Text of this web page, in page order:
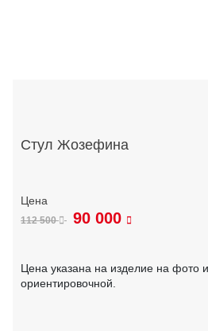
Стул Жозефина
112 500 90 000
Цена указана на изделие на фото
ориентировочной.